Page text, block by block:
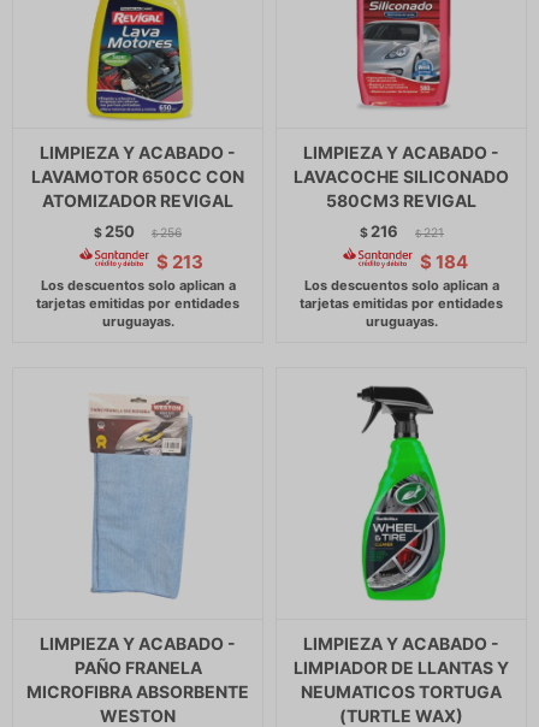
LIMPIEZA Y ACABADO -
LAVAMOTOR 650CC CON
ATOMIZADOR REVIGAL
$ 250 $ 256
$ 213
LIMPIEZA Y ACABADO -
LAVACOCHE SILICONADO
580CM3 REVIGAL
$ 216 $ 221
$ 184
LIMPIEZA Y ACABADO -
PAÑO FRANELA
MICROFIBRA ABSORBENTE
WESTON
LIMPIEZA Y ACABADO -
LIMPIADOR DE LLANTAS Y
NEUMATICOS TORTUGA
(TURTLE WAX)